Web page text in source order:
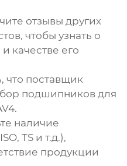
отзывы других
чтобы узнать о
качестве его
что поставщик
подшипников для
наличие
TS и т.д.),
продукции